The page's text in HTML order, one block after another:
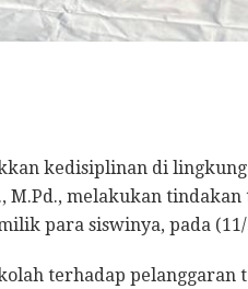
kedisiplinan di
M.Pd., melakukan tindakan
para siswinya, pada (11/
terhadap pelanggaran